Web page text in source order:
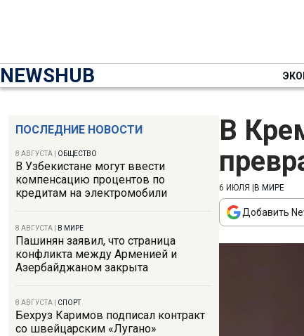
NEWSHUB
ПОСЛЕДНИЕ НОВОСТИ
8 АВГУСТА ОБЩЕСТВО
В Узбекистане могут ввести
компенсацию процентов по
кредитам на электромобили
8 АВГУСТА В МИРЕ
Пашинян заявил, что страница
конфликта между Арменией и
Азербайджаном закрыта
8 АВГУСТА СПОРТ
Бехруз Каримов подписал контракт
со швейцарским «Лугано»
В
6 ИЮЛЯ В МИРЕ
Добавить